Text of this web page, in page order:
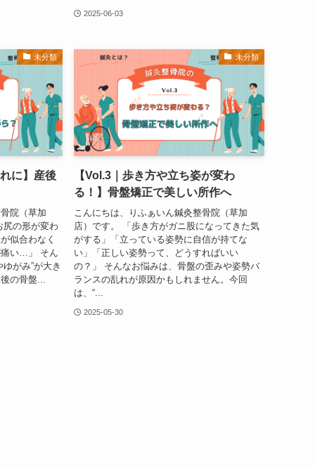
2025-06-03
未分類
に】産後
院（草加
尻の形が変わ
似合わなく
痛い…」 そん
がみ”が大き
の骨盤...
未分類
【Vol.3｜歩き方や立ち姿が変わ
る！】骨盤矯正で美しい所作へ
こんにちは、りふぁいん鍼灸整骨院（草加
店）です。 「歩き方がガニ股になってきた気
がする」「立っている姿勢に自信が持てな
い」「正しい姿勢って、どうすればいい
の？」 そんなお悩みは、骨盤の歪みや姿勢バ
ランスの乱れが原因かもしれません。今回
は、“...
2025-05-30